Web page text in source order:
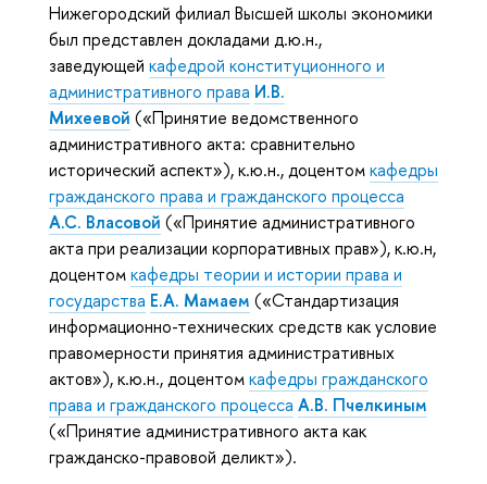
Нижегородский филиал Высшей школы экономики
был представлен докладами д.ю.н.,
заведующей кафедрой конституционного и
административного права И.В.
Михеевой («Принятие ведомственного
административного акта: сравнительно
исторический аспект»), к.ю.н., доцентомкафедры
гражданского права и гражданского процесса
А.С. Власовой («Принятие административного
акта при реализации корпоративных прав»), к.ю.н,
доцентомкафедры теории и истории права и
государства Е.А. Мамаем («Стандартизация
информационно-технических средств как условие
правомерности принятия административных
актов»), к.ю.н., доцентомкафедры гражданского
права и гражданского процесса А.В. Пчелкиным
(«Принятие административного акта как
гражданско-правовой деликт»).